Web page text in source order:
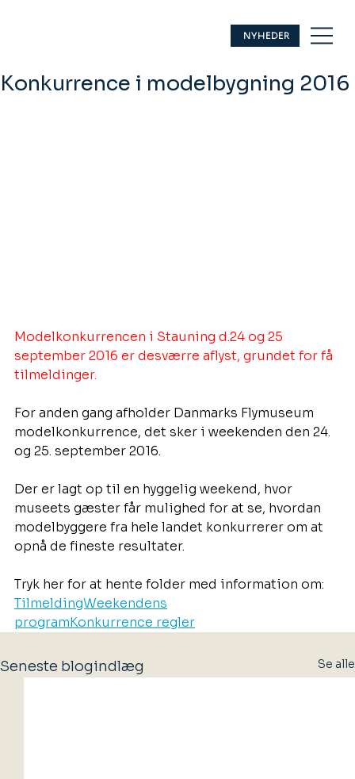
NYHEDER
Konkurrence i modelbygning 2016
Modelkonkurrencen i Stauning d.24 og 25
september 2016 er desværre aflyst, grundet for få
tilmeldinger.
For anden gang afholder Danmarks Flymuseum
modelkonkurrence, det sker i weekenden den 24.
og 25. september 2016.
Der er lagt op til en hyggelig weekend, hvor
museets gæster får mulighed for at se, hvordan
modelbyggere fra hele landet konkurrerer om at
opnå de fineste resultater.
Tryk her for at hente folder med information om:
TilmeldingWeekendens
programKonkurrence regler
Seneste blogindlæg Se alle